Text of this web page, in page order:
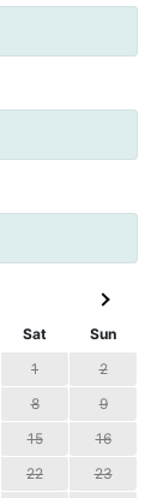
Sat
Sun
1
2
8
9
15
16
22
23